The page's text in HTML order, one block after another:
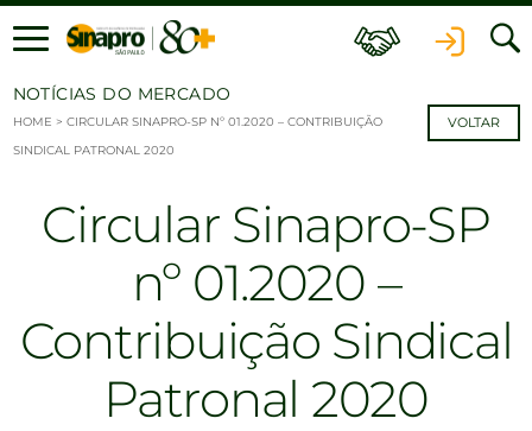
Ir para o conteúdo
NOTÍCIAS DO MERCADO
HOME > CIRCULAR SINAPRO-SP Nº 01.2020 – CONTRIBUIÇÃO
SINDICAL PATRONAL 2020
VOLTAR
Circular Sinapro-SP
nº 01.2020 –
Contribuição Sindical
Patronal 2020